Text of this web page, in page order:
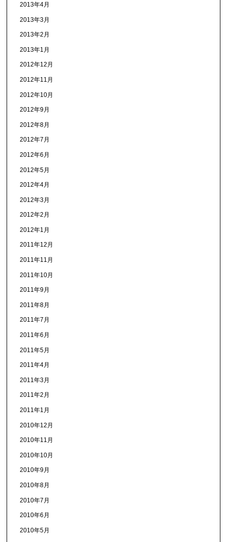
2013年4月
2013年3月
2013年2月
2013年1月
2012年12月
2012年11月
2012年10月
2012年9月
2012年8月
2012年7月
2012年6月
2012年5月
2012年4月
2012年3月
2012年2月
2012年1月
2011年12月
2011年11月
2011年10月
2011年9月
2011年8月
2011年7月
2011年6月
2011年5月
2011年4月
2011年3月
2011年2月
2011年1月
2010年12月
2010年11月
2010年10月
2010年9月
2010年8月
2010年7月
2010年6月
2010年5月